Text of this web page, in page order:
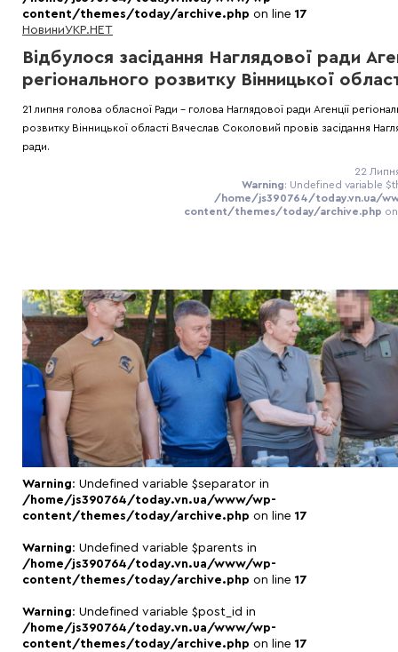
content/themes/today/archive.php on line 17
НовиниУКР.НЕТ
Відбулося засідання Наглядової ради
регіонального розвитку Вінницької
21 липня голова обласної Ради - голова Наглядової ради Агенції
розвитку Вінницької області Вячеслав Соколовий провів засідання
ради.
22
Warning: Undefined variable
/home/js390764/today.vn.ua/
content/themes/today/archive.php
Warning: Undefined variable $separator in
/home/js390764/today.vn.ua/www/wp-
content/themes/today/archive.php on line 17
Warning: Undefined variable $parents in
/home/js390764/today.vn.ua/www/wp-
content/themes/today/archive.php on line 17
Warning: Undefined variable $post_id in
/home/js390764/today.vn.ua/www/wp-
content/themes/today/archive.php on line 17